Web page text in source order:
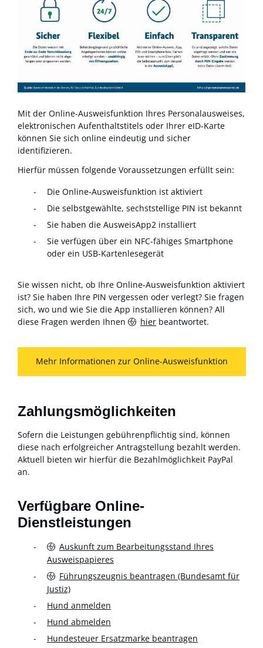
Mit der Online-Ausweisfunktion Ihres Personalausweises,
elektronischen Aufenthaltstitels oder Ihrer eID-Karte
können Sie sich online eindeutig und sicher
identifizieren.
Hierfür müssen folgende Voraussetzungen erfüllt sein:
Die Online-Ausweisfunktion ist aktiviert
Die selbstgewählte, sechststellige PIN ist bekannt
Sie haben die AusweisApp2 installiert
Sie verfügen über ein NFC-fähiges Smartphone
oder ein USB-Kartenlesegerät
Sie wissen nicht, ob Ihre Online-Ausweisfunktion aktiviert
ist? Sie haben Ihre PIN vergessen oder verlegt? Sie fragen
sich, wo und wie Sie die App installieren können? All
diese Fragen werden Ihnen
hier beantwortet.
Mehr Informationen zur Online-Ausweisfunktion
Zahlungsmöglichkeiten
Sofern die Leistungen gebührenpflichtig sind, können
diese nach erfolgreicher Antragstellung bezahlt werden.
Aktuell bieten wir hierfür die Bezahlmöglichkeit PayPal
an.
Verfügbare Online-
Dienstleistungen
Auskunft zum Bearbeitungsstand Ihres
Ausweispapieres
Führungszeugnis beantragen (Bundesamt für
Justiz)
Hund anmelden
Hund abmelden
Hundesteuer Ersatzmarke beantragen